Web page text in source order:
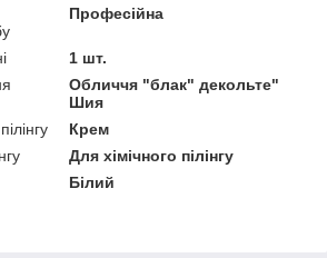
Професійна
1 шт.
Обличчя "блак" декольте"
Шия
Крем
Для хімічного пілінгу
Білий